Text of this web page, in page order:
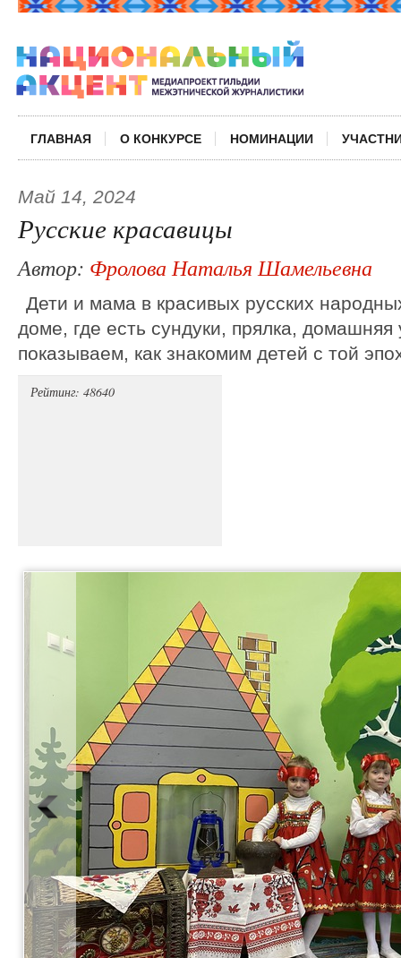
ГЛАВНАЯ О КОНКУРСЕ НОМИНАЦИИ
Май 14, 2024
Русские красавицы
Автор: Фролова Наталья Шамельевна
Дети и мама в красивых русских
доме, где есть сундуки, прялка,
показываем, как знакомим детей с той
Рейтинг: 48640